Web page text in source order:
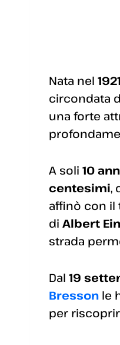
Nata nel
circondata
una forte
A soli 10
centesimi,
affinò con il
di Albert
strada
Dal 19
Bresson le
per